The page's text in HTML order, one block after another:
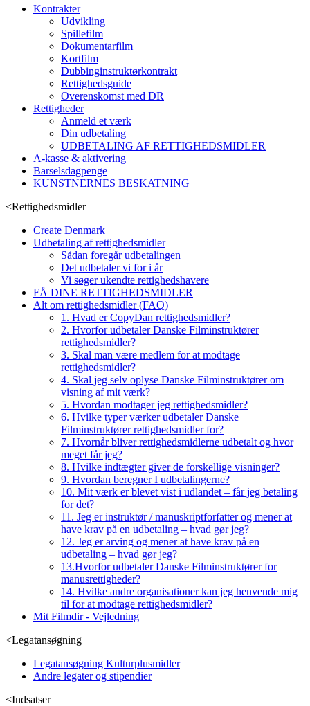
Kontrakter
Udvikling
Spillefilm
Dokumentarfilm
Kortfilm
Dubbinginstruktørkontrakt
Rettighedsguide
Overenskomst med DR
Rettigheder
Anmeld et værk
Din udbetaling
UDBETALING AF RETTIGHEDSMIDLER
A-kasse & aktivering
Barselsdagpenge
KUNSTNERNES BESKATNING
<Rettighedsmidler
Create Denmark
Udbetaling af rettighedsmidler
Sådan foregår udbetalingen
Det udbetaler vi for i år
Vi søger ukendte rettighedshavere
FÅ DINE RETTIGHEDSMIDLER
Alt om rettighedsmidler (FAQ)
1. Hvad er CopyDan rettighedsmidler?
2. Hvorfor udbetaler Danske Filminstruktører
rettighedsmidler?
3. Skal man være medlem for at modtage
rettighedsmidler?
4. Skal jeg selv oplyse Danske Filminstruktører om
visning af mit værk?
5. Hvordan modtager jeg rettighedsmidler?
6. Hvilke typer værker udbetaler Danske
Filminstruktører rettighedsmidler for?
7. Hvornår bliver rettighedsmidlerne udbetalt og hvor
meget får jeg?
8. Hvilke indtægter giver de forskellige visninger?
9. Hvordan beregner I udbetalingerne?
10. Mit værk er blevet vist i udlandet – får jeg betaling
for det?
11. Jeg er instruktør / manuskriptforfatter og mener at
have krav på en udbetaling – hvad gør jeg?
12. Jeg er arving og mener at have krav på en
udbetaling – hvad gør jeg?
13.Hvorfor udbetaler Danske Filminstruktører for
manusrettigheder?
14. Hvilke andre organisationer kan jeg henvende mig
til for at modtage rettighedsmidler?
Mit Filmdir - Vejledning
<Legatansøgning
Legatansøgning Kulturplusmidler
Andre legater og stipendier
<Indsatser